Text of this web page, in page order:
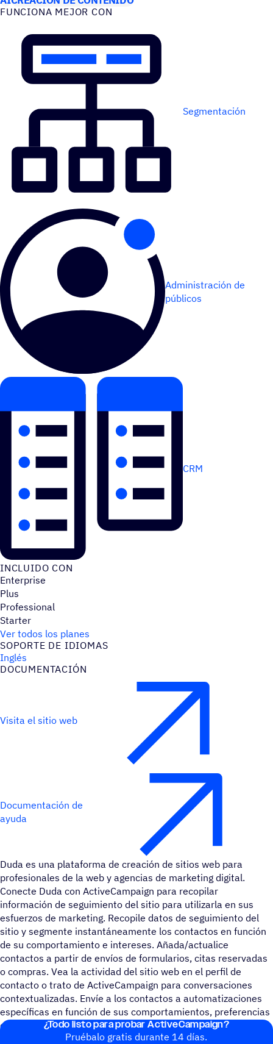
FUNCIONA MEJOR CON
Segmentación
Administración de
públicos
CRM
INCLUIDO CON
Enterprise
Plus
Professional
Starter
Ver todos los planes
SOPORTE DE IDIOMAS
Inglés
DOCU­MEN­TA­CIÓN
Visita el sitio web
Documentación de
ayuda
Duda es una plataforma de creación de sitios web para
profesionales de la web y agencias de marketing digital.
Conecte Duda con ActiveCampaign para recopilar
información de seguimiento del sitio para utilizarla en sus
esfuerzos de marketing. Recopile datos de seguimiento del
sitio y segmente instantáneamente los contactos en función
de su comportamiento e intereses. Añada/actualice
contactos a partir de envíos de formularios, citas reservadas
o compras. Vea la actividad del sitio web en el perfil de
contacto o trato de ActiveCampaign para conversaciones
contextualizadas. Envíe a los contactos a automatizaciones
específicas en función de sus comportamientos, preferencias
o actividad en el sitio web.
¿Todo listo para probar ActiveCampaign?
Pruébalo gratis durante 14 días.